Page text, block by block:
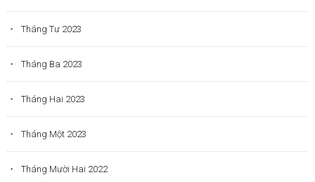
Tháng Tư 2023
Tháng Ba 2023
Tháng Hai 2023
Tháng Một 2023
Tháng Mười Hai 2022